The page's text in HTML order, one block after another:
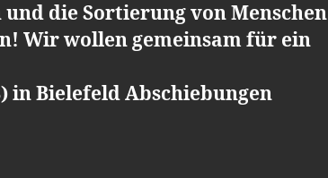
die Sortierung von Menschen
Wir wollen gemeinsam für ein
in Bielefeld Abschiebungen